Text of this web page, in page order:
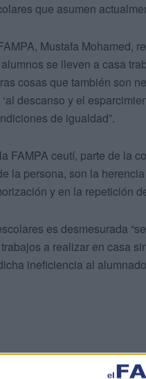
que asumen
Mustafa Mohamed,
se lleven a casa
cosas que también son
descanso y el
de igualdad”.
FAMPA ceutí, parte de la
la persona, son la
y en la repetición
es desmesurada
a realizar en casa
ineficiencia al
deberes la jornada de los